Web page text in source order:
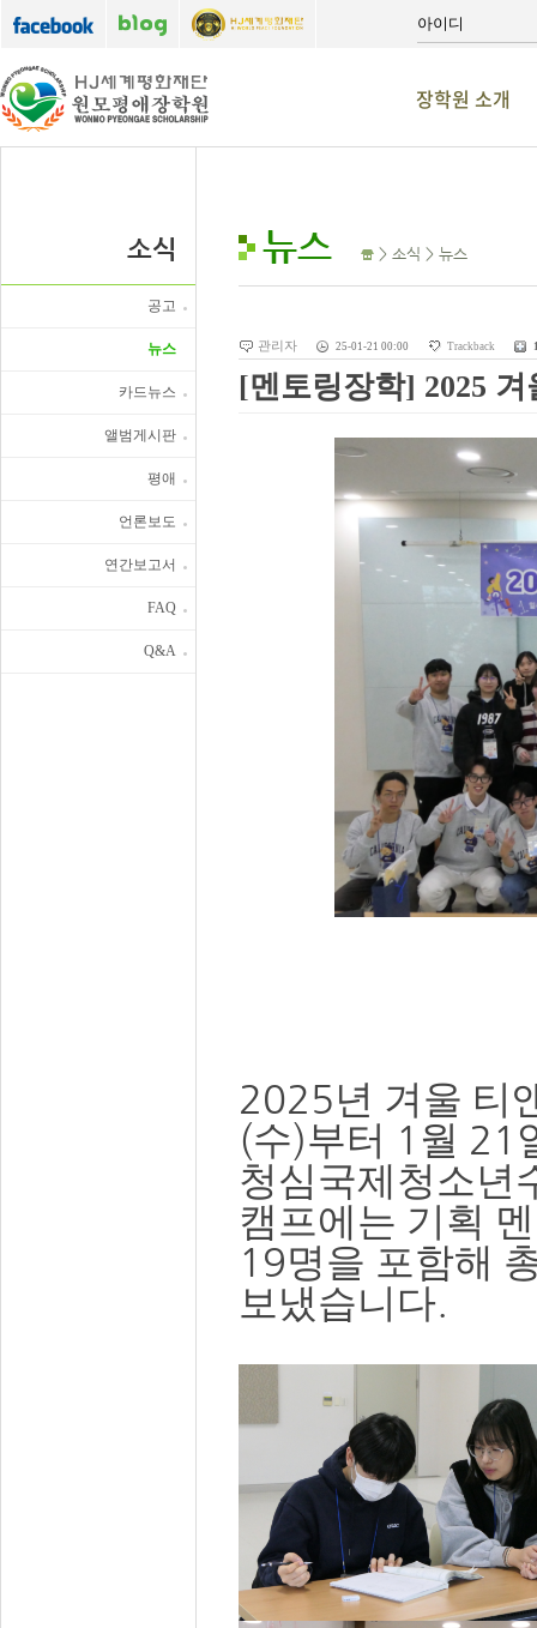
장학원 소개
소식
공고
뉴스
카드뉴스
앨범게시판
평애
언론보도
연간보고서
FAQ
Q&A
뉴스 > 소식 > 뉴스
관리자 25-01-21 00:00 Trackback
[멘토링장학] 2025
2025년 겨울 티
(수)부터 1 월 21
청심국제청소년
캠프에는 기획
19명을 포함해
보냈습니다.